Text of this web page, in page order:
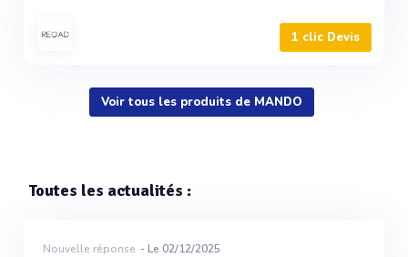
1 clic Devis
Voir tous les produits de MANDO
Toutes les actualités :
Nouvelle réponse - Le 02/12/2025